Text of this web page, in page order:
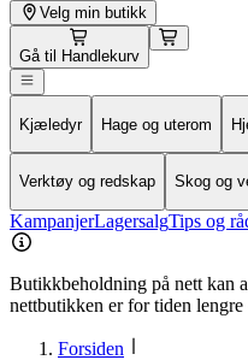
Velg min butikk
Gå til Handlekurv
Kjæledyr Hage og uterom
Verktøy og redskap Skog og
KampanjerLagersalgTips og
Butikkbeholdning på nett kan
nettbutikken er for tiden lengre
Forsiden